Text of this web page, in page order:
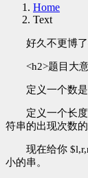
Home
Text
好久不更博
<h2>题目大
定义一个数
定义一个长
符串的出现次数的
现在给你
小的串。